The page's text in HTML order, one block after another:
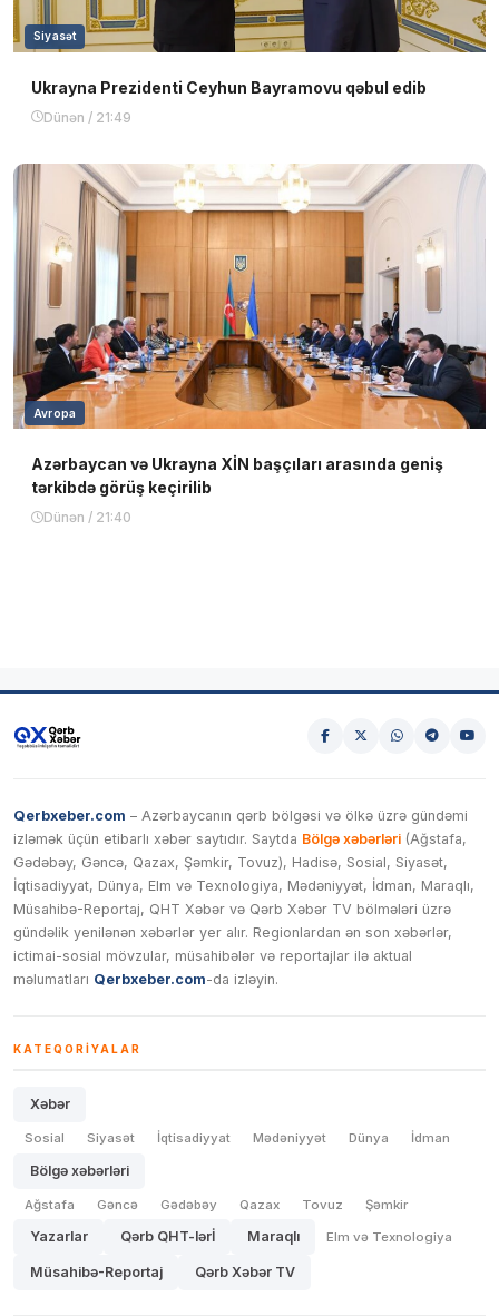
Siyasət
Ukrayna Prezidenti Ceyhun Bayramovu qəbul edib
Dünən / 21:49
Avropa
Azərbaycan və Ukrayna XİN başçıları arasında geniş
tərkibdə görüş keçirilib
Dünən / 21:40
Qerbxeber.com – Azərbaycanın qərb bölgəsi və ölkə üzrə gündəmi
izləmək üçün etibarlı xəbər saytıdır. Saytda Bölgə xəbərləri (Ağstafa,
Gədəbəy, Gəncə, Qazax, Şəmkir, Tovuz), Hadisə, Sosial, Siyasət,
İqtisadiyyat, Dünya, Elm və Texnologiya, Mədəniyyət, İdman, Maraqlı,
Müsahibə-Reportaj, QHT Xəbər və Qərb Xəbər TV bölmələri üzrə
gündəlik yenilənən xəbərlər yer alır. Regionlardan ən son xəbərlər,
ictimai-sosial mövzular, müsahibələr və reportajlar ilə aktual
məlumatları Qerbxeber.com-da izləyin.
KATEQORIYALAR
Xəbər
Sosial Siyasət İqtisadiyyat Mədəniyyət Dünya İdman
Bölgə xəbərləri
Ağstafa Gəncə Gədəbəy Qazax Tovuz Şəmkir
Yazarlar Qərb QHT-lərİ Maraqlı Elm və Texnologiya
Müsahibə-Reportaj Qərb Xəbər TV